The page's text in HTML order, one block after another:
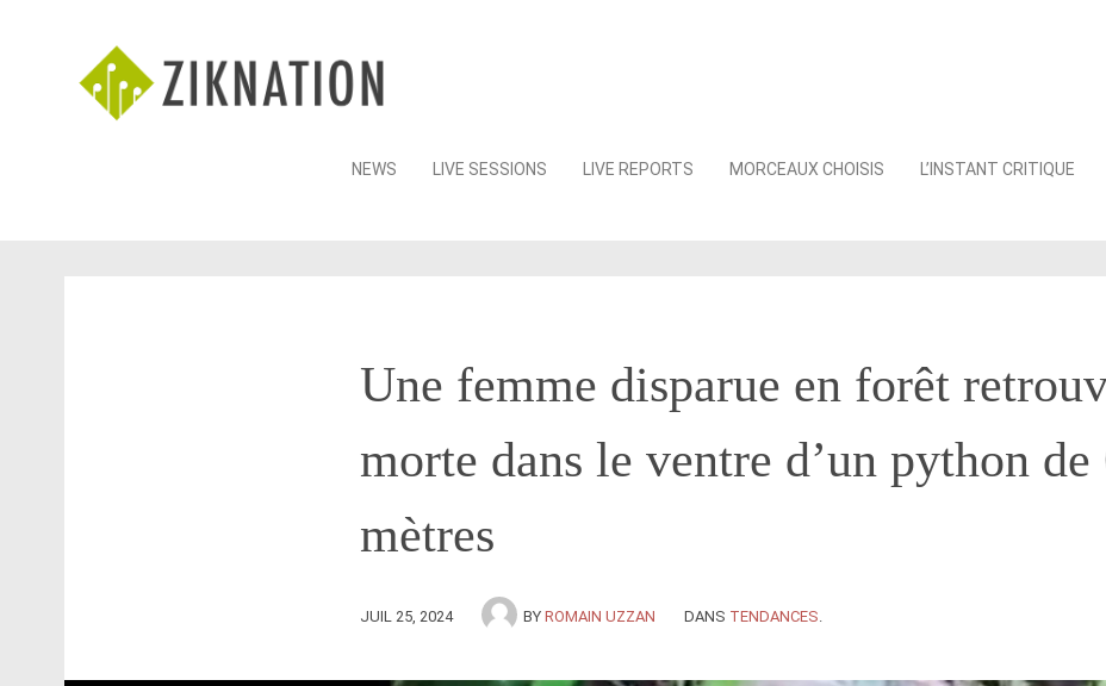
Skip
NEWS LIVE SESSIONS LIVE REPORTS MORCEAUX CHOISIS L’INSTANT CRITIQUE
Une femme disparue en forêt
morte dans le ventre d’un python de
mètres
JUIL 25, 2024 BY ROMAIN UZZAN DANS TENDANCES